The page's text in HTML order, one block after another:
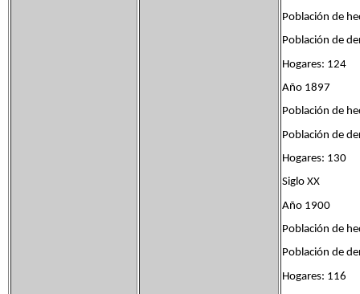
Población de
Población de
Hogares: 124
Año 1897
Población de
Población de
Hogares: 130
Siglo XX
Año 1900
Población de
Población de
Hogares: 116